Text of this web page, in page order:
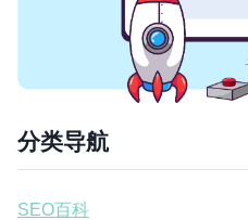
分类导航
SEO百科